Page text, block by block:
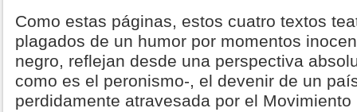
Como estas páginas, estos cuatro textos
plagados de un humor por momentos
negro, reflejan desde una perspectiva
como es el peronismo-, el devenir de un
perdidamente atravesada por el